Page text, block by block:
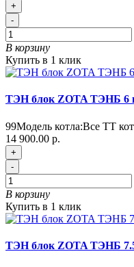
+
-
В корзину
Купить в 1 клик
ТЭН блок ZOTA ТЭНБ 6
99Модель котла:Все ТТ
14 900.00 р.
+
-
В корзину
Купить в 1 клик
ТЭН блок ZOTA ТЭНБ